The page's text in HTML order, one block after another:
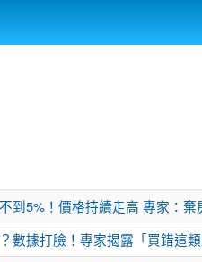
到5%！價格持續走高 專家：棄
數據打臉！專家揭露「買錯這